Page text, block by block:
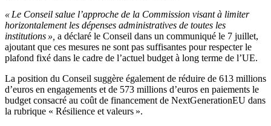
« Le Conseil salue l’approche de la Commission visant à limiter
horizontalement les dépenses administratives de toutes les
institutions », a déclaré le Conseil dans un communiqué le 7 juillet,
ajoutant que ces mesures ne sont pas suffisantes pour respecter le
plafond fixé dans le cadre de l’actuel budget à long terme de l’UE.
La position du Conseil suggère également de réduire de 613 millions
d’euros en engagements et de 573 millions d’euros en paiements le
budget consacré au coût de financement de NextGenerationEU dans
la rubrique « Résilience et valeurs ».